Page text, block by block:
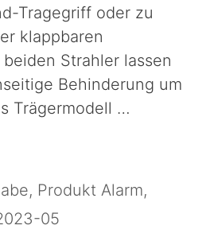
Tragegriff oder zu
klappbaren
Strahler lassen
Behinderung um
Trägermodell …
, Produkt Alarm,
05